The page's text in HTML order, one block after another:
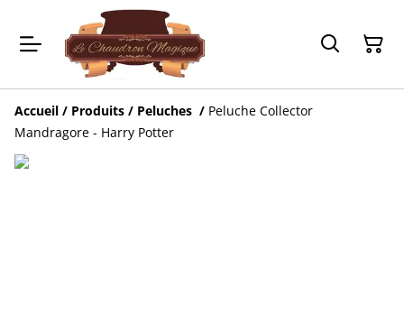
Accueil / Produits / Peluches / Peluche Collector
Mandragore - Harry Potter